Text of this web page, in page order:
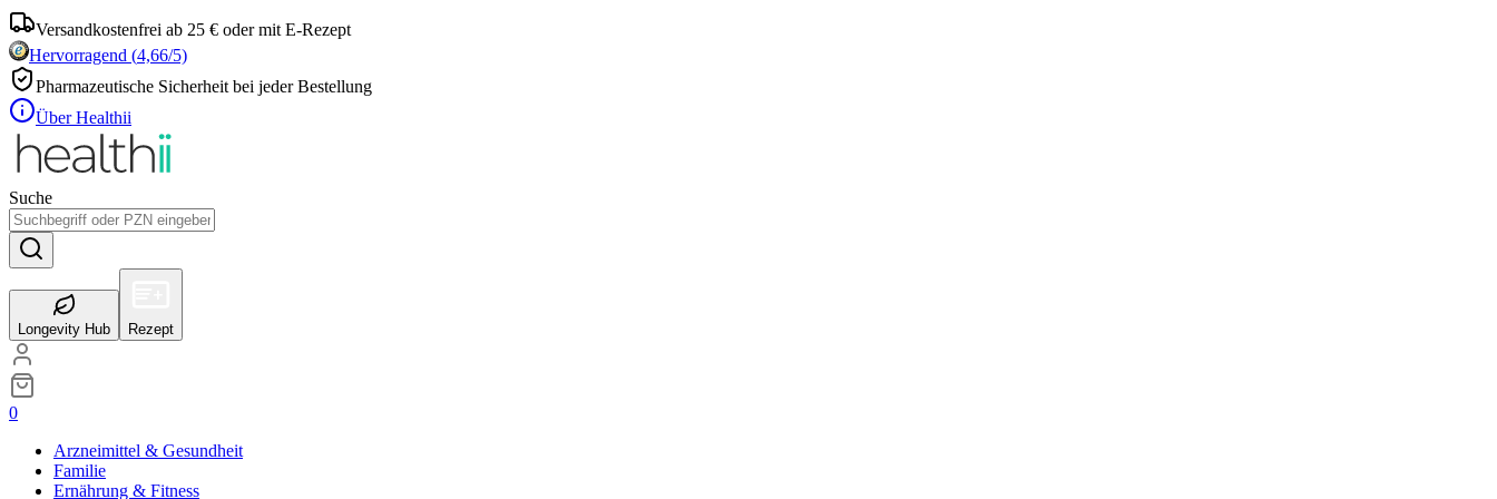
Versandkostenfrei ab 25 € oder mit E-Rezept
Hervorragend (4,66/5)
Pharmazeutische Sicherheit bei jeder Bestellung
Über Healthii
Suche
Longevity Hub Rezept
0
Arzneimittel & Gesundheit
Familie
Ernährung & Fitness